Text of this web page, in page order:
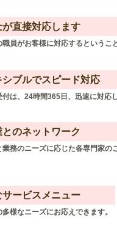
が直接対応します
員がお客様に対応するというこ
シブルでスピード対応
付は、24時間365日、迅速に対応し
のネットワーク
業務のニーズに応じた各専門家の
サービスメニュー
多様なニーズにお応えできます。